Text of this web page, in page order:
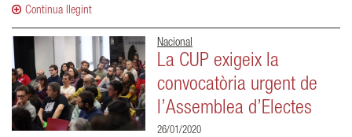
Continua llegint
Nacional
La CUP exigeix la
convocatòria urgent de
l’Assemblea d’Electes
26/01/2020